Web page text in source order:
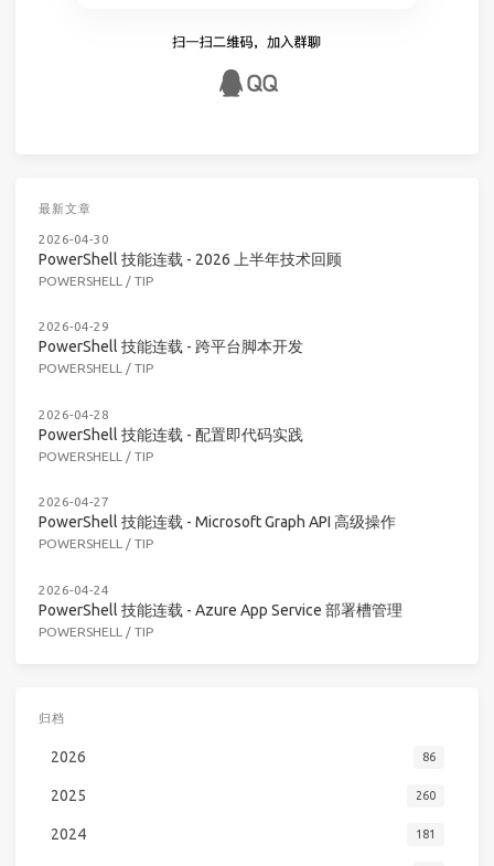
最新文章
2026-04-30
PowerShell 技能连载 - 2026 上半年技术回顾
POWERSHELL / TIP
2026-04-29
PowerShell 技能连载 - 跨平台脚本开发
POWERSHELL / TIP
2026-04-28
PowerShell 技能连载 - 配置即代码实践
POWERSHELL / TIP
2026-04-27
PowerShell 技能连载 - Microsoft Graph API 高级操作
POWERSHELL / TIP
2026-04-24
PowerShell 技能连载 - Azure App Service 部署槽管理
POWERSHELL / TIP
归档
2026 86
2025 260
2024 181